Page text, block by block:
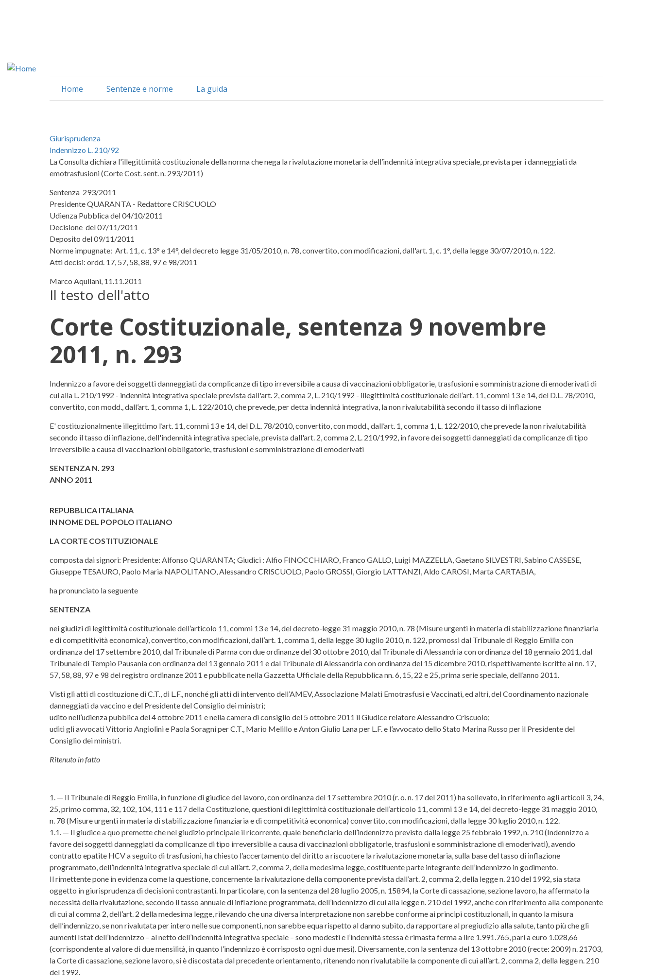
Home Sentenze e norme La guida
Giurisprudenza
Indennizzo L. 210/92
La Consulta dichiara l'illegittimità costituzionale della norma che nega la rivalutazione monetaria dell’indennità integrativa speciale, prevista per i danneggiati da
emotrasfusioni (Corte Cost. sent. n. 293/2011)
Sentenza 293/2011
Presidente QUARANTA - Redattore CRISCUOLO
Udienza Pubblica del 04/10/2011
Decisione del 07/11/2011
Deposito del 09/11/2011
Norme impugnate: Art. 11, c. 13° e 14°, del decreto legge 31/05/2010, n. 78, convertito, con modificazioni, dall'art. 1, c. 1°, della legge 30/07/2010, n. 122.
Atti decisi: ordd. 17, 57, 58, 88, 97 e 98/2011
Marco Aquilani, 11.11.2011
Il testo dell'atto
Corte Costituzionale, sentenza 9 novembre
2011, n. 293
Corte Costituzionale, sentenza 9 novembre 2011, n. 293
Indennizzo a favore dei soggetti danneggiati da complicanze di tipo irreversibile a causa di vaccinazioni obbligatorie, trasfusioni e somministrazione di emoderivati di
cui alla L. 210/1992 - indennità integrativa speciale prevista dall'art. 2, comma 2, L. 210/1992 - illegittimità costituzionale dell’art. 11, commi 13 e 14, del D.L. 78/2010,
convertito, con modd., dall’art. 1, comma 1, L. 122/2010, che prevede, per detta indennità integrativa, la non rivalutabilità secondo il tasso di inflazione
E' costituzionalmente illegittimo l’art. 11, commi 13 e 14, del D.L. 78/2010, convertito, con modd., dall’art. 1, comma 1, L. 122/2010, che prevede la non rivalutabilità
secondo il tasso di inflazione, dell'indennità integrativa speciale, prevista dall'art. 2, comma 2, L. 210/1992, in favore dei soggetti danneggiati da complicanze di tipo
irreversibile a causa di vaccinazioni obbligatorie, trasfusioni e somministrazione di emoderivati
SENTENZA N. 293
ANNO 2011
REPUBBLICA ITALIANA
IN NOME DEL POPOLO ITALIANO
LA CORTE COSTITUZIONALE
composta dai signori: Presidente: Alfonso QUARANTA; Giudici : Alfio FINOCCHIARO, Franco GALLO, Luigi MAZZELLA, Gaetano SILVESTRI, Sabino CASSESE,
Giuseppe TESAURO, Paolo Maria NAPOLITANO, Alessandro CRISCUOLO, Paolo GROSSI, Giorgio LATTANZI, Aldo CAROSI, Marta CARTABIA,
ha pronunciato la seguente
SENTENZA
nei giudizi di legittimità costituzionale dell’articolo 11, commi 13 e 14, del decreto-legge 31 maggio 2010, n. 78 (Misure urgenti in materia di stabilizzazione finanziaria
e di competitività economica), convertito, con modificazioni, dall’art. 1, comma 1, della legge 30 luglio 2010, n. 122, promossi dal Tribunale di Reggio Emilia con
ordinanza del 17 settembre 2010, dal Tribunale di Parma con due ordinanze del 30 ottobre 2010, dal Tribunale di Alessandria con ordinanza del 18 gennaio 2011, dal
Tribunale di Tempio Pausania con ordinanza del 13 gennaio 2011 e dal Tribunale di Alessandria con ordinanza del 15 dicembre 2010, rispettivamente iscritte ai nn. 17,
57, 58, 88, 97 e 98 del registro ordinanze 2011 e pubblicate nella Gazzetta Ufficiale della Repubblica nn. 6, 15, 22 e 25, prima serie speciale, dell’anno 2011.
Visti gli atti di costituzione di C.T., di L.F., nonché gli atti di intervento dell’AMEV, Associazione Malati Emotrasfusi e Vaccinati, ed altri, del Coordinamento nazionale
danneggiati da vaccino e del Presidente del Consiglio dei ministri;
udito nell’udienza pubblica del 4 ottobre 2011 e nella camera di consiglio del 5 ottobre 2011 il Giudice relatore Alessandro Criscuolo;
uditi gli avvocati Vittorio Angiolini e Paola Soragni per C.T., Mario Melillo e Anton Giulio Lana per L.F. e l’avvocato dello Stato Marina Russo per il Presidente del
Consiglio dei ministri.
Ritenuto in fatto
1. — Il Tribunale di Reggio Emilia, in funzione di giudice del lavoro, con ordinanza del 17 settembre 2010 (r. o. n. 17 del 2011) ha sollevato, in riferimento agli articoli 3, 24,
25, primo comma, 32, 102, 104, 111 e 117 della Costituzione, questioni di legittimità costituzionale dell’articolo 11, commi 13 e 14, del decreto-legge 31 maggio 2010,
n. 78 (Misure urgenti in materia di stabilizzazione finanziaria e di competitività economica) convertito, con modificazioni, dalla legge 30 luglio 2010, n. 122.
1.1. — Il giudice a quo premette che nel giudizio principale il ricorrente, quale beneficiario dell’indennizzo previsto dalla legge 25 febbraio 1992, n. 210 (Indennizzo a
favore dei soggetti danneggiati da complicanze di tipo irreversibile a causa di vaccinazioni obbligatorie, trasfusioni e somministrazione di emoderivati), avendo
contratto epatite HCV a seguito di trasfusioni, ha chiesto l’accertamento del diritto a riscuotere la rivalutazione monetaria, sulla base del tasso di inflazione
programmato, dell’indennità integrativa speciale di cui all’art. 2, comma 2, della medesima legge, costituente parte integrante dell’indennizzo in godimento.
Il rimettente pone in evidenza come la questione, concernente la rivalutazione della componente prevista dall’art. 2, comma 2, della legge n. 210 del 1992, sia stata
oggetto in giurisprudenza di decisioni contrastanti. In particolare, con la sentenza del 28 luglio 2005, n. 15894, la Corte di cassazione, sezione lavoro, ha affermato la
necessità della rivalutazione, secondo il tasso annuale di inflazione programmata, dell’indennizzo di cui alla legge n. 210 del 1992, anche con riferimento alla componente
di cui al comma 2, dell’art. 2 della medesima legge, rilevando che una diversa interpretazione non sarebbe conforme ai principi costituzionali, in quanto la misura
dell’indennizzo, se non rivalutata per intero nelle sue componenti, non sarebbe equa rispetto al danno subito, da rapportare al pregiudizio alla salute, tanto più che gli
aumenti Istat dell’indennizzo – al netto dell’indennità integrativa speciale – sono modesti e l’indennità stessa è rimasta ferma a lire 1.991.765, pari a euro 1.028,66
(corrispondente al valore di due mensilità, in quanto l’indennizzo è corrisposto ogni due mesi). Diversamente, con la sentenza del 13 ottobre 2010 (recte: 2009) n. 21703,
la Corte di cassazione, sezione lavoro, si è discostata dal precedente orientamento, ritenendo non rivalutabile la componente di cui all’art. 2, comma 2, della legge n. 210
del 1992.